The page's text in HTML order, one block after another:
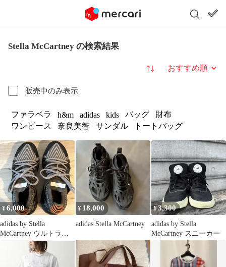
Stella McCartney の検索結果
販売中のみ表示
並び替え
ファラベラ h&m adidas kids バッグ
財布
ワンピース
奈良美智 サンダル トートバッグ
¥ 6,000
adidas by Stella
McCartney ウルトラブ
¥ 18,000
adidas Stella McCartney
¥3,300
adidas by Stella
McCartney スニーカー